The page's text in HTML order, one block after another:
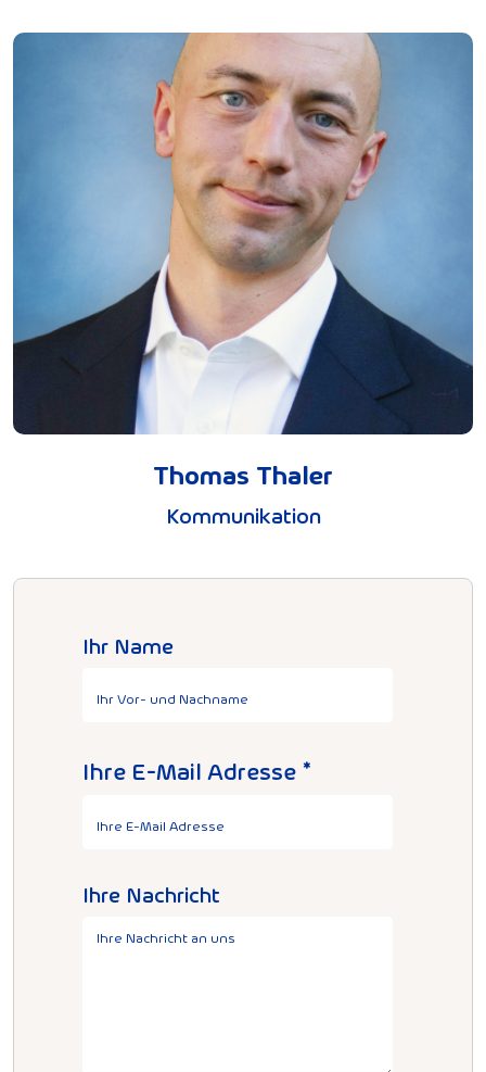
Thomas Thaler
Kommunikation
Ihr Name
Ihre E-Mail Adresse
Ihre Nachricht